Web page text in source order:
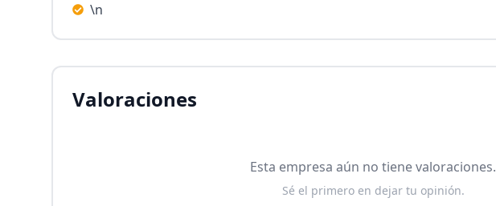
\n
Valoraciones
Esta empresa aún no tiene valoraciones.
Sé el primero en dejar tu opinión.